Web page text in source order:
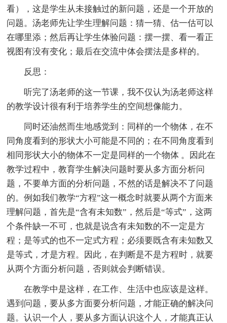
看），这是学生从未接触过的新问题，还是一个开放的
问题。汤老师先让学生理解问题：猜一猜、估一估可以
在哪里添；然后再让学生体验问题：摆一摆、看一看正
视图有没有变化；最后在交流中体会摆法是多样的。
反思：
听完了汤老师的这一节课，我不仅认为汤老师这样
的教学设计很有利于培养学生的空间想像能力。
同时还油然而生地感觉到：同样的一个物体，在不
同角度看到的形状大小可能是不同的；在不同角度看到
相同形状大小的物体不一定是同样的一个物体 。因此在
教学过程中，教育学生解决问题时要从多方面分析问
题，不要单方面的分析问题，不然的话是解决不了问题
的。例如我们教学“方程”这一概念时就要从两个方面来
理解问题，首先是“含有未知数”，然后是“等式”，这两
个条件缺一不可，也就是说含有未知数的不一定是方
程；是等式的也不一定式方程；必须要既含有未知数又
是等式，才是方程。因此，在判断是不是方程时，就要
从两个方面分析问题，否则就会判断错误。
在教学中是这样，在工作、生活中也应该是这样。
遇到问题，要从多方面要分析问题，才能正确的解决问
题。认识一个人，要从多方面认识这个人，才能真正认